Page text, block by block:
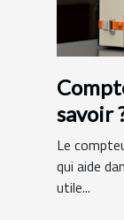
savoir
Le
qui aide
utile...